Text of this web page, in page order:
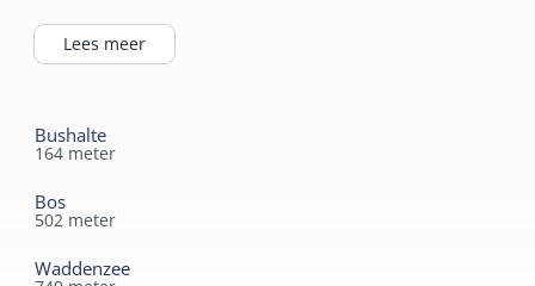
je deze tijdig reserveert). Op de camping is
gratis Wifi aanwezig.
midgetgolfbaan. Ook het meertje van Hee en het
subtropisch zwembad zijn dichtbij.
Lees meer
Bushalte
164 meter
Bos
502 meter
Waddenzee